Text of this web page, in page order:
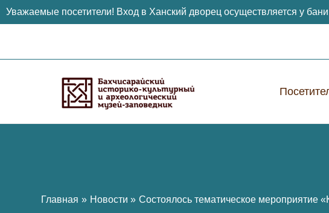
Уважаемые посетители! Вход в Ханский дворец осуществляется у
Главная Новости Состоялось тематическое мероприятие